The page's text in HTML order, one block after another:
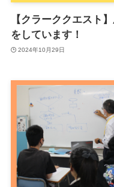
【クラーククエスト
をしています！
2024年10月29日